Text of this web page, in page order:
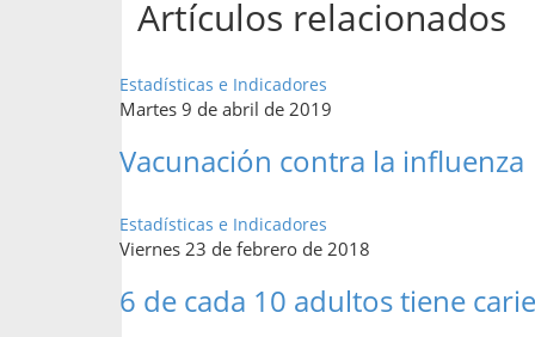
Artículos relacionados
Estadísticas e Indicadores
Martes 9 de abril de 2019
Vacunación contra la influenza
Estadísticas e Indicadores
Viernes 23 de febrero de 2018
6 de cada 10 adultos tiene